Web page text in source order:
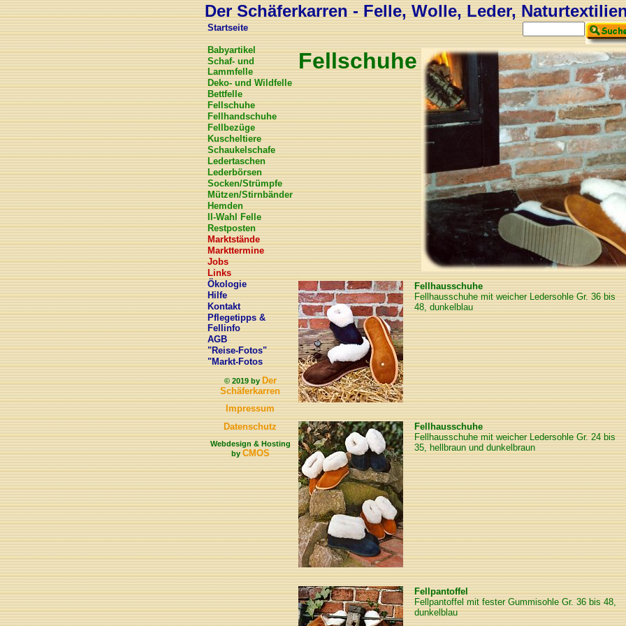
Der Schäferkarren - Felle, Wolle, Leder,
Startseite
Babyartikel
Schaf- und
Lammfelle
Deko- und Wildfelle
Bettfelle
Fellschuhe
Fellhandschuhe
Fellbezüge
Kuscheltiere
Schaukelschafe
Ledertaschen
Lederbörsen
Socken/Strümpfe
Mützen/Stirnbänder
Hemden
II-Wahl Felle
Restposten
Marktstände
Markttermine
Jobs
Links
Ökologie
Hilfe
Kontakt
Pflegetipps &
Fellinfo
AGB
"Reise-Fotos"
"Markt-Fotos
© 2019 byDer
Schäferkarren
Impressum
Datenschutz
Webdesign & Hosting
byCMOS
Fellschuhe
Fellhausschuhe
Fellhausschuhe mit weicher Ledersohle Gr. 36 bis
48, dunkelblau
Fellhausschuhe
Fellhausschuhe mit weicher Ledersohle Gr. 24 bis
35, hellbraun und dunkelbraun
Fellpantoffel
Fellpantoffel mit fester Gummisohle Gr. 36 bis 48,
dunkelblau